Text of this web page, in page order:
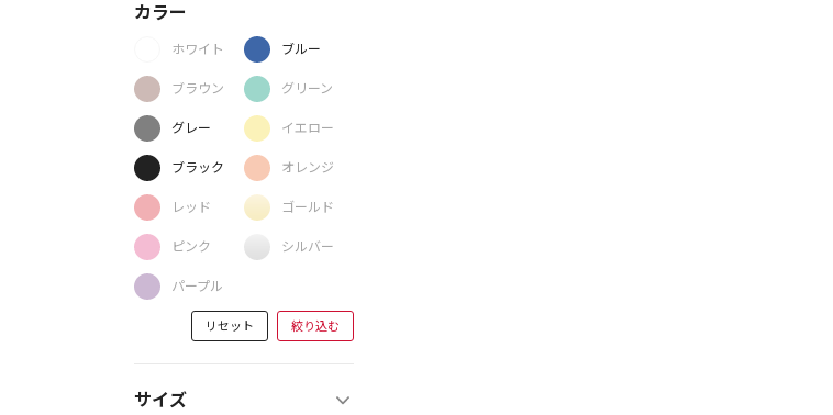
カラー
ホワイト
ブラウン
グレー
ブラック
レッド
ピンク
パープル
ブルー
グリーン
イエロー
オレンジ
ゴールド
シルバー
リセット 絞り込む
サイズ